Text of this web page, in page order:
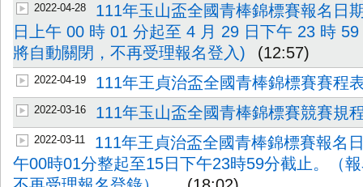
2022-04-28
111年玉山盃全國青棒錦標賽報名日
日上午 00 時 01 分起至 4 月 29 日下午 23 時
將自動關閉，不再受理報名登入)
(12:57)
2022-04-19 111年王貞治盃全國青棒錦標賽賽程
2022-03-16 111年玉山盃全國青棒錦標賽競賽規
2022-03-11
111年王貞治盃全國青棒錦標賽報名
午00時01分整起至15日下午23時59分截止。（